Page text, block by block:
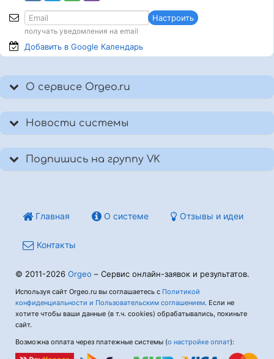
Настроить
получать уведомления на email
Добавить в Google Календарь
О сервисе Orgeo.ru
Новости системы
Подпишись на группу VK
Главная О системе Отзывы и идеи
Контакты
© 2011-2026 Orgeo – Сервис онлайн-заявок и результатов.
Используя сайт Orgeo.ru вы соглашаетесь с Политикой
конфиденциальности и Пользовательским соглашением. Если не
хотите чтобы ваши данные (в т.ч. cookies) обрабатывались, покиньте
сайт.
Возможна оплата через платежные системы (о настройке оплат):